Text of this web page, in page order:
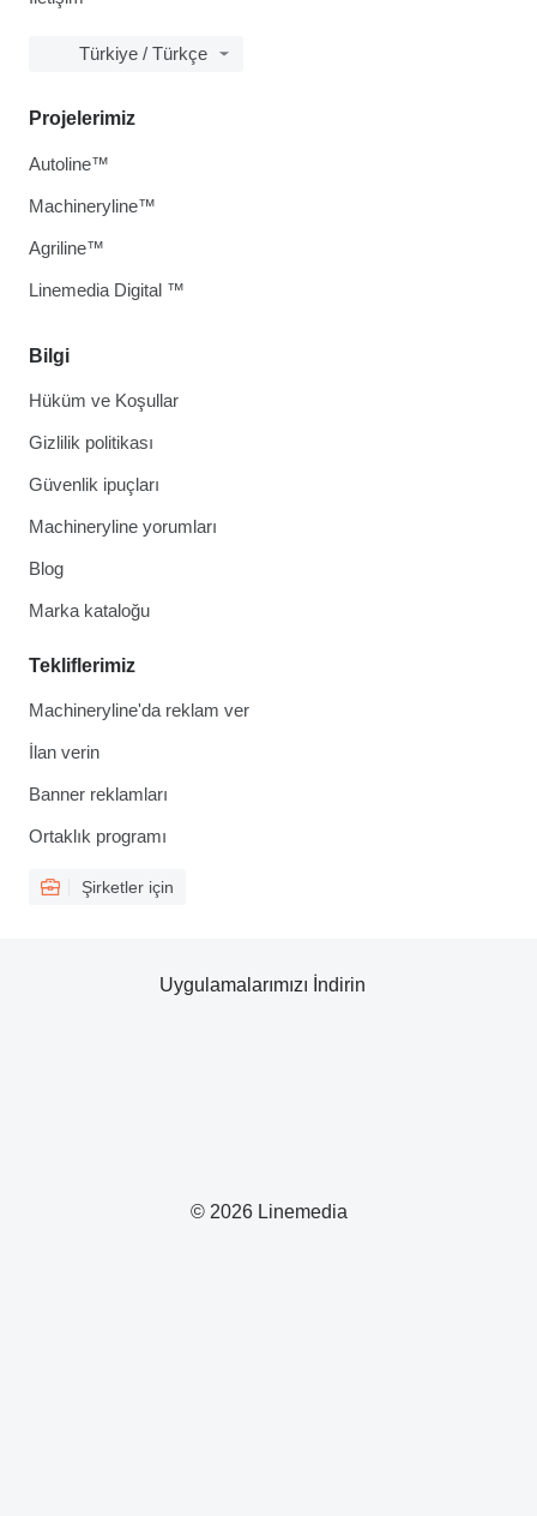
Türkiye / Türkçe
Bilgi
Hüküm ve Koşullar
Gizlilik politikası
Güvenlik ipuçları
Machineryline yorumları
Blog
Marka kataloğu
Tekliflerimiz
Machineryline'da reklam ver
İlan verin
Banner reklamları
Ortaklık programı
Şirketler için
Projelerimiz
Autoline™
Machineryline™
Agriline™
Linemedia Digital ™
© 2026 Linemedia
Uygulamalarımızı İndirin